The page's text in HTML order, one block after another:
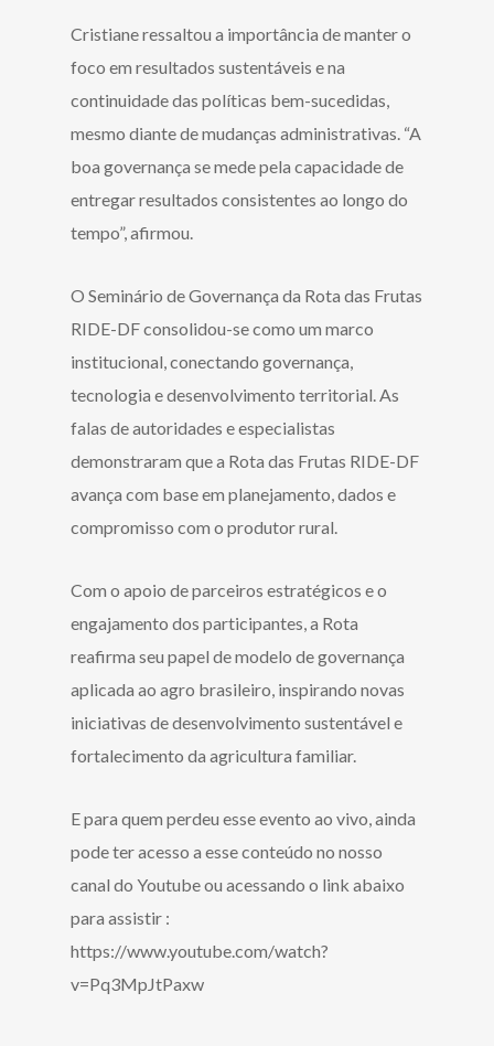
Cristiane ressaltou a importância de manter o
foco em resultados sustentáveis e na
continuidade das políticas bem-sucedidas,
mesmo diante de mudanças administrativas. “A
boa governança se mede pela capacidade de
entregar resultados consistentes ao longo do
tempo”, afirmou.
O Seminário de Governança da Rota das Frutas
RIDE-DF consolidou-se como um marco
institucional, conectando governança,
tecnologia e desenvolvimento territorial. As
falas de autoridades e especialistas
demonstraram que a Rota das Frutas RIDE-DF
avança com base em planejamento, dados e
compromisso com o produtor rural.
Com o apoio de parceiros estratégicos e o
engajamento dos participantes, a Rota
reafirma seu papel de modelo de governança
aplicada ao agro brasileiro, inspirando novas
iniciativas de desenvolvimento sustentável e
fortalecimento da agricultura familiar.
E para quem perdeu esse evento ao vivo, ainda
pode ter acesso a esse conteúdo no nosso
canal do Youtube ou acessando o link abaixo
para assistir :
https://www.youtube.com/watch?
v=Pq3MpJtPaxw